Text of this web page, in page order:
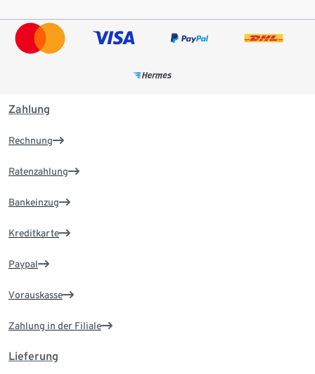
Zahlung
Rechnung
Ratenzahlung
Bankeinzug
Kreditkarte
Paypal
Vorauskasse
Zahlung in der Filiale
Lieferung